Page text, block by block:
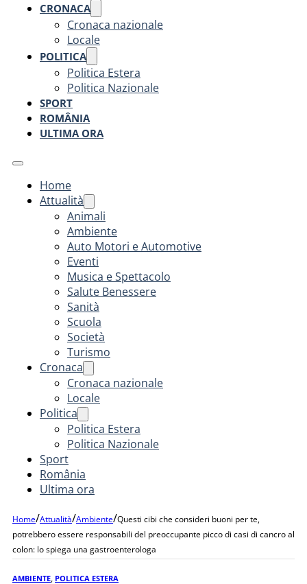
CRONACA
Cronaca nazionale
Locale
POLITICA
Politica Estera
Politica Nazionale
SPORT
ROMÂNIA
ULTIMA ORA
Home
Attualità
Animali
Ambiente
Auto Motori e Automotive
Eventi
Musica e Spettacolo
Salute Benessere
Sanità
Scuola
Società
Turismo
Cronaca
Cronaca nazionale
Locale
Politica
Politica Estera
Politica Nazionale
Sport
România
Ultima ora
Home/Attualità/Ambiente/Questi cibi che consideri buoni per te,
potrebbero essere responsabili del preoccupante picco di casi di cancro al
colon: lo spiega una gastroenterologa
AMBIENTE POLITICA ESTERA